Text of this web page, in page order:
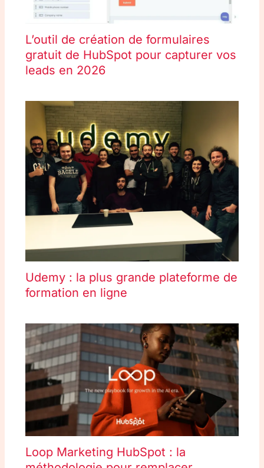
L’outil de création de formulaires
gratuit de HubSpot pour capturer vos
leads en 2026
Udemy : la plus grande plateforme de
formation en ligne
Loop Marketing HubSpot : la